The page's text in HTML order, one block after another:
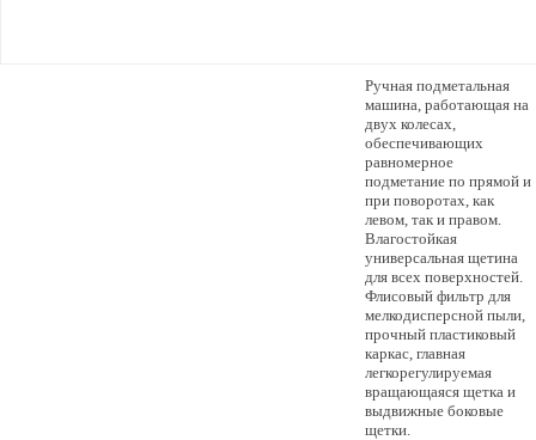
Ручная подметальная
машина, работающая на
двух колесах,
обеспечивающих
равномерное
подметание по прямой и
при поворотах, как
левом, так и правом.
Влагостойкая
универсальная щетина
для всех поверхностей.
Флисовый фильтр для
мелкодисперсной пыли,
прочный пластиковый
каркас, главная
легкорегулируемая
вращающаяся щетка и
выдвижные боковые
щетки.